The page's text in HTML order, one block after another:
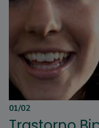
01/02